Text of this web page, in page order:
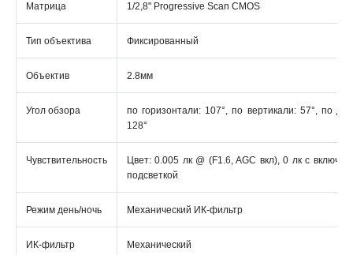
Матрица 1/2,8" Progressive Scan CMOS
Тип объектива Фиксированный
Объектив 2.8мм
Угол обзора
по горизонтали: 107°, по вертикали: 57°, по
128°
Чувствительность
Цвет: 0.005 лк @ (F1.6, AGC вкл), 0 лк с
подсветкой
Режим день/ночь Механический ИК-фильтр
ИК-фильтр Механический